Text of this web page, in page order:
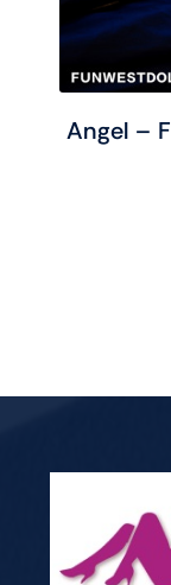
Angel –